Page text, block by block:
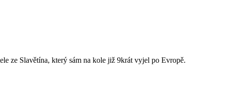
ze Slavětína, který sám na kole již 9krát vyjel po Evropě.